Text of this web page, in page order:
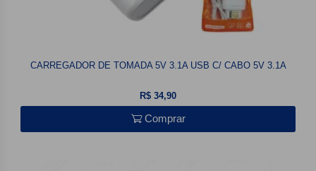
CARREGADOR DE TOMADA 5V 3.1A USB C/ CABO 5V 3.1A
R$ 34,90
Comprar